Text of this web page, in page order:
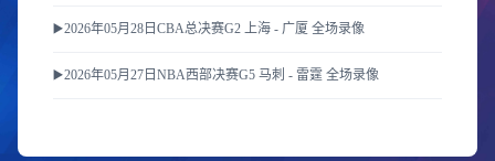
▶️2026年05月28日CBA总决赛G2 上海 - 广厦 全场录像
▶️2026年05月27日NBA西部决赛G5 马刺 - 雷霆 全场录像